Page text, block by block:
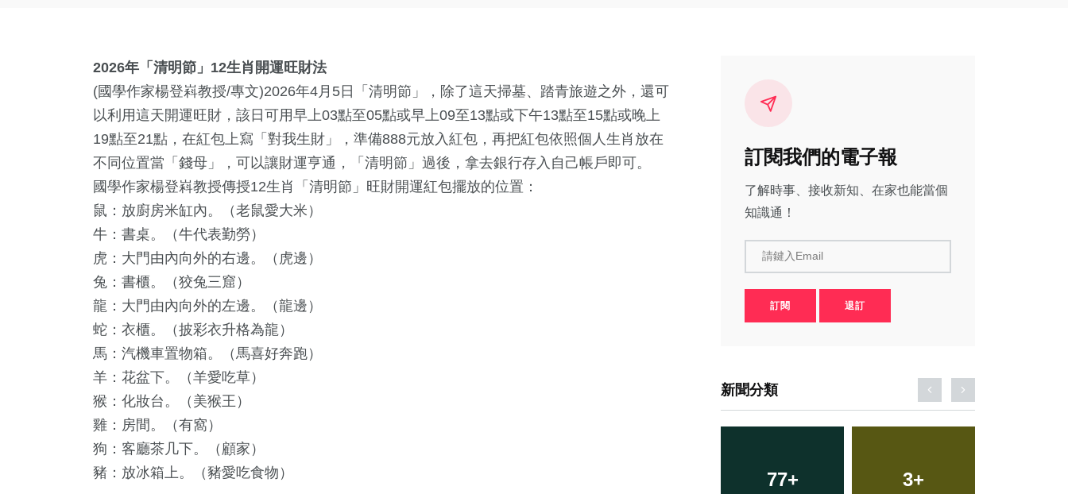
2026年「清明節」12生肖開運旺財法
(國學作家楊登嵙教授/專文)2026年4月5日「清明節」，除了這天掃墓、踏青旅遊之外，還可
以利用這天開運旺財，該日可用早上03點至05點或早上09至13點或下午13點至15點或晚上
19點至21點，在紅包上寫「對我生財」，準備888元放入紅包，再把紅包依照個人生肖放在
不同位置當「錢母」，可以讓財運亨通，
「清明節」 過後，拿去銀行存入自己帳戶即可。
國學作家楊登嵙教授傳授12生肖「清明節」旺財開運紅包擺放的位置：
鼠：放廚房米缸內。（老鼠愛大米）
牛：書桌。（牛代表勤勞）
虎：大門由內向外的右邊。（虎邊）
兔：書櫃。（狡兔三窟）
龍：大門由內向外的左邊。（龍邊）
蛇：衣櫃。（披彩衣升格為龍）
馬：汽機車置物箱。（馬喜好奔跑）
羊：花盆下。（羊愛吃草）
猴：化妝台。（美猴王）
雞：房間。（有窩）
狗：客廳茶几下。（顧家）
豬：放冰箱上。（豬愛吃食物）
訂閱我們的電子報
了解時事、接收新知、在家也能當個
知識通！
請鍵入Email
訂閱 退訂
新聞分類
86+ 136+ 77+ 3+
461+ 86+